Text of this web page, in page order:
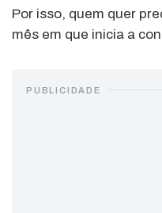
Por isso, quem quer
mês em que inicia a
PUBLICIDADE